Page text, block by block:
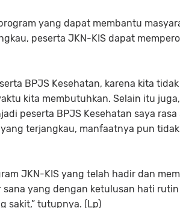
yang dapat membantu
peserta JKN-KIS dapat
BPJS Kesehatan, karena kita
kita membutuhkan. Selain itu
peserta BPJS Kesehatan saya
terjangkau, manfaatnya pun tidak
JKN-KIS yang telah hadir dan
yang dengan ketulusan hati
sakit,” tutupnya. (Lp)